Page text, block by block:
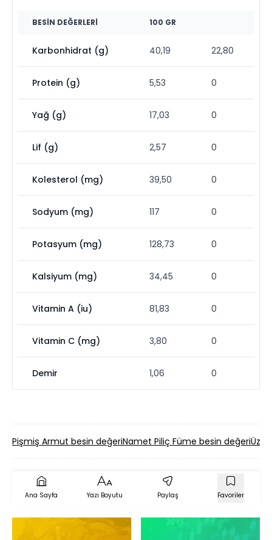
BESIN DEĞERLERI 100 GR
Karbonhidrat (g) 40,19 22,80
Protein (g) 5,53 0
Yağ (g) 17,03 0
Lif (g) 2,57 0
Kolesterol (mg) 39,50 0
Sodyum (mg) 117 0
Potasyum (mg) 128,73 0
Kalsiyum (mg) 34,45 0
Vitamin A (iu) 81,83 0
Vitamin C (mg) 3,80 0
Demir 1,06 0
Pişmiş Armut besin değeriNamet Piliç Füme besin değeri
Ana Sayfa Yazı Boyutu Paylaş Favoriler